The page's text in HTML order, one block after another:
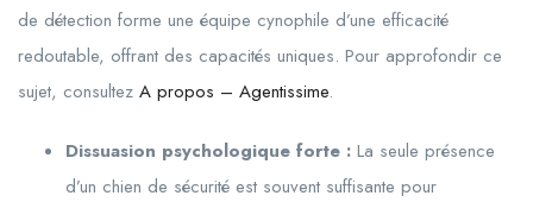
de détection forme une équipe cynophile d’une efficacité
redoutable, offrant des capacités uniques. Pour approfondir ce
sujet, consultez A propos – Agentissime.
Dissuasion psychologique forte : La seule présence
d’un chien de sécurité est souvent suffisante pour